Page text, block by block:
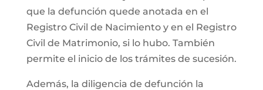
que la defunción quede anotada en el
Registro Civil de Nacimiento y en el Registro
Civil de Matrimonio, si lo hubo. También
permite el inicio de los trámites de sucesión.
Además, la diligencia de defunción la